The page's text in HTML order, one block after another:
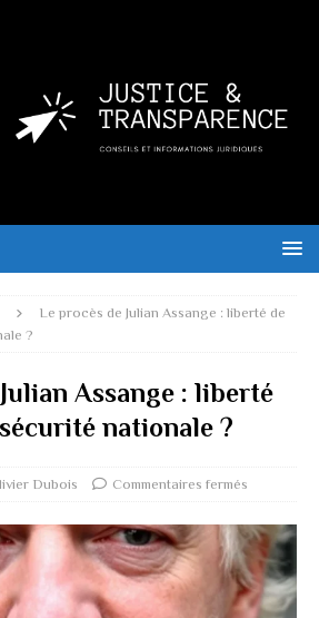
Le procès de Julian Assange : liberté de
?
Assange : liberté
nationale ?
Dubois Commentaires fermés